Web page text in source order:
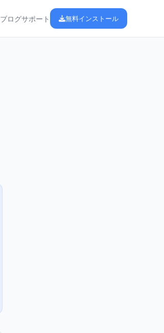
ブログサポート 無料インストール